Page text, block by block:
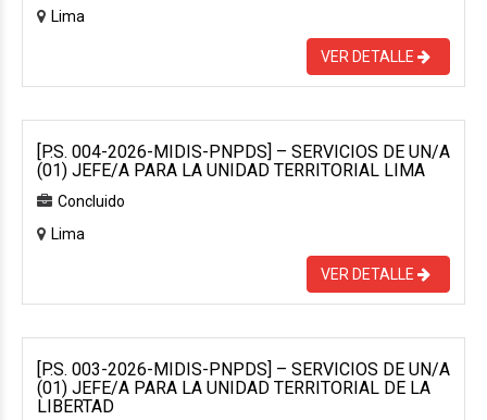
Lima
VER DETALLE
[P.S. 004-2026-MIDIS-PNPDS] – SERVICIOS DE UN/A
(01) JEFE/A PARA LA UNIDAD TERRITORIAL LIMA
Concluido
Lima
VER DETALLE
[P.S. 003-2026-MIDIS-PNPDS] – SERVICIOS DE UN/A
(01) JEFE/A PARA LA UNIDAD TERRITORIAL DE LA
LIBERTAD